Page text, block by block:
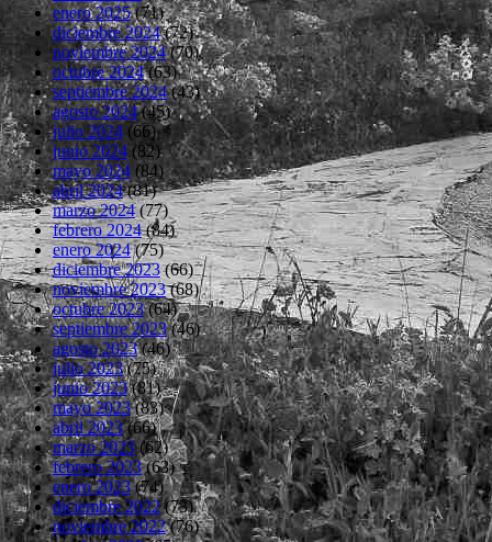
enero 2025(71)
diciembre 2024(72)
noviembre 2024(70)
octubre 2024(63)
septiembre 2024(43)
agosto 2024(45)
julio 2024 (66)
junio 2024 (82)
mayo 2024 (84)
abril 2024(81)
marzo 2024(77)
febrero 2024(84)
enero 2024(75)
diciembre 2023(66)
noviembre 2023(68)
octubre 2023(64)
septiembre 2023(46)
agosto 2023(46)
julio 2023(75)
junio 2023(81)
mayo 2023(83)
abril 2023(66)
marzo 2023(62)
febrero 2023(63)
enero 2023(74)
diciembre 2022(73)
noviembre 2022(76)